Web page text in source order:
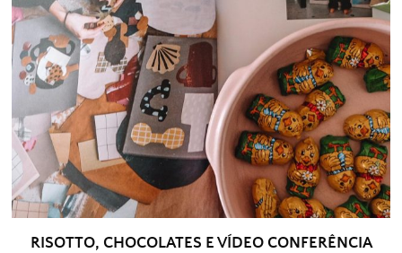
RISOTTO, CHOCOLATES E VÍDEO CONFERÊNCIA